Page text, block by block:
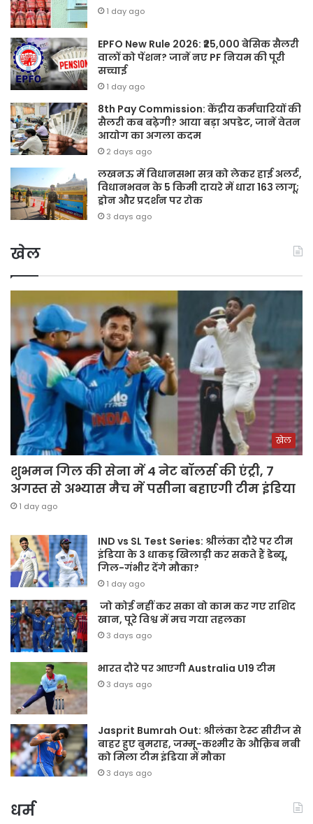
1 day ago
EPFO New Rule 2026: ₹25,000 बेसिक सैलरी
वालों को पेंशन? जानें नए PF नियम की पूरी
सच्चाई
1 day ago
8th Pay Commission: केंद्रीय कर्मचारियों की
सैलरी कब बढ़ेगी? आया बड़ा अपडेट, जानें वेतन
आयोग का अगला कदम
2 days ago
लखनऊ में विधानसभा सत्र को लेकर हाई अलर्ट,
विधानभवन के 5 किमी दायरे में धारा 163 लागू;
ड्रोन और प्रदर्शन पर रोक
3 days ago
खेल
खेल
शुभमन गिल की सेना में 4 नेट बॉलर्स की एंट्री, 7
अगस्त से अभ्यास मैच में पसीना बहाएगी टीम इंडिया
1 day ago
IND vs SL Test Series: श्रीलंका दौरे पर टीम
इंडिया के 3 धाकड़ खिलाड़ी कर सकते हैं डेब्यू,
गिल-गंभीर देंगे मौका?
1 day ago
जो कोई नहीं कर सका वो काम कर गए राशिद
खान, पूरे विश्व में मच गया तहलका
3 days ago
भारत दौरे पर आएगी Australia U19 टीम
3 days ago
Jasprit Bumrah Out: श्रीलंका टेस्ट सीरीज से
बाहर हुए बुमराह, जम्मू-कश्मीर के औक़िब नबी
को मिला टीम इंडिया में मौका
3 days ago
धर्म